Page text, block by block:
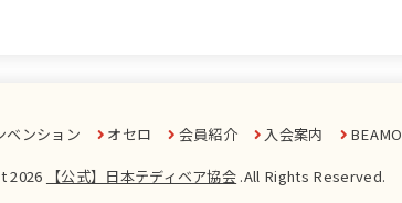
ベンション オセロ 会員紹介 入会案内 BEAMO
2026 【公式】日本テディベア協会 .All Rights Reserved.